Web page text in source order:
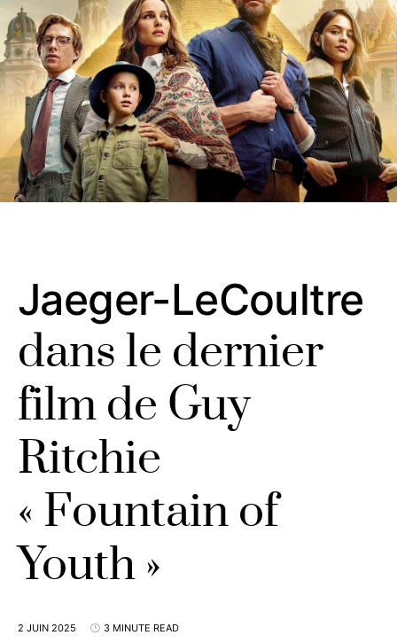
Jaeger-LeCoultre
dans le dernier
film de Guy
Ritchie
« Fountain of
Youth »
2 JUIN 2025 3 MINUTE READ